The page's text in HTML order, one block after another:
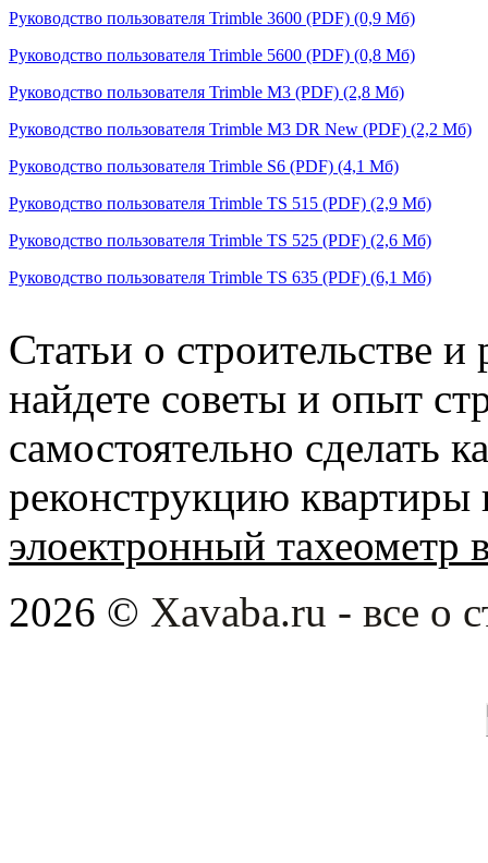
Руководство пользователя Trimble 3600 (PDF) (0,9 Мб)
Руководство пользователя Trimble 5600 (PDF) (0,8 Мб)
Руководство пользователя Trimble M3 (PDF) (2,8 Мб)
Руководство пользователя Trimble M3 DR New (PDF) (2,2 Мб)
Руководство пользователя Trimble S6 (PDF) (4,1 Мб)
Руководство пользователя Trimble TS 515 (PDF) (2,9 Мб)
Руководство пользователя Trimble TS 525 (PDF) (2,6 Мб)
Руководство пользователя Trimble TS 635 (PDF) (6,1 Мб)
Статьи о строительстве
найдете советы и опыт
самостоятельно сделать
реконструкцию квартиры
элоектронный тахеометр
2026 © Xavaba.ru - все о